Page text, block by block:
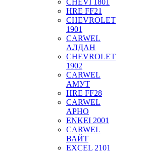
CHEVI 1801
HRE FF21
CHEVROLET
1901
CARWEL
АЛДАН
CHEVROLET
1902
CARWEL
АМУТ
HRE FF28
CARWEL
АРНО
ENKEI 2001
CARWEL
ВАЙТ
EXCEL 2101